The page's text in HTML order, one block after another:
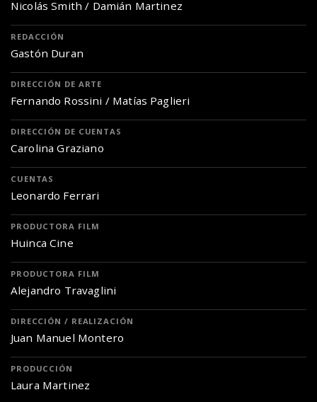
Nicolás Smith / Damián Martinez
REDACCIÓN
Gastón Duran
DIRECCIÓN DE ARTE
Fernando Rossini / Matías Paglieri
DIRECCIÓN DE CUENTAS
Carolina Graziano
CUENTAS
Leonardo Ferrari
PRODUCTORA FILM
Huinca Cine
PRODUCTORA FILM
Alejandro Travaglini
DIRECCIÓN / REALIZACIÓN
Juan Manuel Montero
PRODUCCIÓN
Laura Martinez